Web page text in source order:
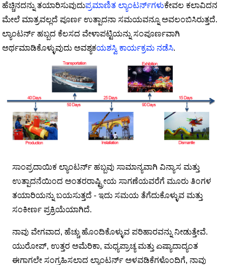
ಹೆಚ್ಚಿನದನ್ನು ತಯಾರಿಸುವುದುಪ್ರಮಾಣಿತ ಲ್ಯಾಂಟರ್ನ್‌ಗಳುಕೇವಲ ಕಲಾವಿದನ
ಮೇಲೆ ಮಾತ್ರವಲ್ಲದೆ ಪೂರ್ಣ ಉತ್ಪಾದನಾ ಸಮಯವನ್ನೂ ಅವಲಂಬಿಸಿರುತ್ತದೆ.
ಲ್ಯಾಂಟರ್ನ್ ಹಬ್ಬದ ಕೆಲಸದ ವೇಳಾಪಟ್ಟಿಯನ್ನು ಸಂಪೂರ್ಣವಾಗಿ
ಅರ್ಥಮಾಡಿಕೊಳ್ಳುವುದು ಅವಶ್ಯಕಯಶಸ್ವಿ ಕಾರ್ಯಕ್ರಮ ನಡೆಸಿ.
ಸಾಂಪ್ರದಾಯಿಕ ಲ್ಯಾಂಟರ್ನ್ ಹಬ್ಬವು ಸಾಮಾನ್ಯವಾಗಿ ವಿನ್ಯಾಸ ಮತ್ತು
ಉತ್ಪಾದನೆಯಿಂದ ಅಂತರರಾಷ್ಟ್ರೀಯ ಸಾಗಣೆಯವರೆಗೆ ಮೂರು ತಿಂಗಳ
ತಯಾರಿಯನ್ನು ಬಯಸುತ್ತದೆ - ಇದು ಸಮಯ ತೆಗೆದುಕೊಳ್ಳುವ ಮತ್ತು
ಸಂಕೀರ್ಣ ಪ್ರಕ್ರಿಯೆಯಾಗಿದೆ.
ನಾವು ವೇಗವಾದ, ಹೆಚ್ಚು ಹೊಂದಿಕೊಳ್ಳುವ ಪರಿಹಾರವನ್ನು ನೀಡುತ್ತೇವೆ.
ಯುರೋಪ್, ಉತ್ತರ ಅಮೆರಿಕಾ, ಮಧ್ಯಪ್ರಾಚ್ಯ ಮತ್ತು ಏಷ್ಯಾದಾದ್ಯಂತ
ಈಗಾಗಲೇ ಸಂಗ್ರಹಿಸಲಾದ ಲ್ಯಾಂಟರ್ನ್ ಅಳವಡಿಕೆಗಳೊಂದಿಗೆ, ನಾವು